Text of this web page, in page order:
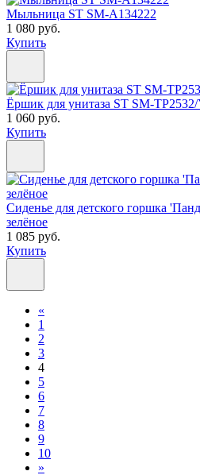
Мыльница ST SM-A134222
1 080 руб.
Купить
Ёршик для унитаза ST SM-
1 060 руб.
Купить
Сиденье для детского горшка
зелёное
1 085 руб.
Купить
«
1
2
3
4
5
6
7
8
9
10
»